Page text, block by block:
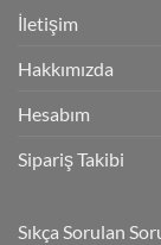
İletişim
Hakkımızda
Hesabım
Sipariş Takibi
Sıkça Sorulan